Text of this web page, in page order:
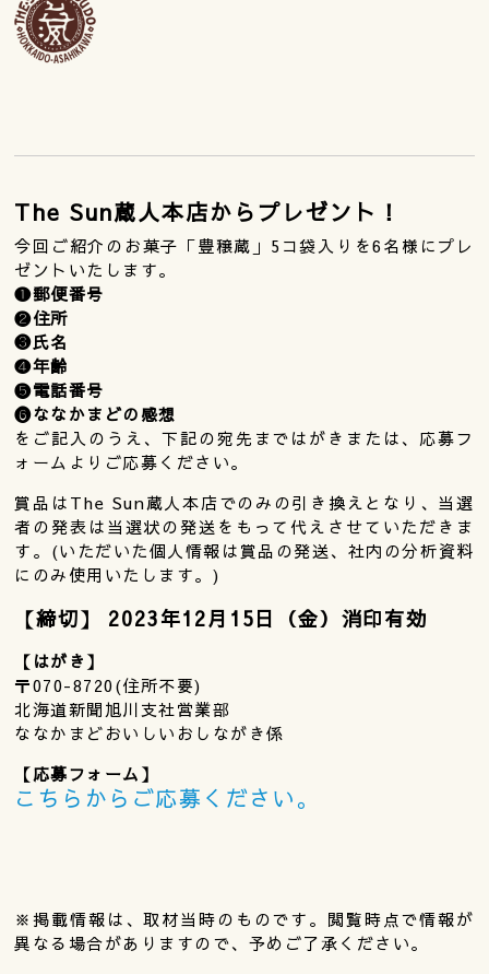
The Sun蔵人本店からプレゼント！
今回ご紹介のお菓子「豊穣蔵」5コ袋入りを6名様にプレ
ゼントいたします。
❶郵便番号
❷住所
❸氏名
❹年齢
❺電話番号
❻ななかまどの感想
をご記入のうえ、下記の宛先まではがきまたは、応募フ
ォームよりご応募ください。
賞品はThe Sun蔵人本店でのみの引き換えとなり、当選
者の発表は当選状の発送をもって代えさせていただきま
す。(いただいた個人情報は賞品の発送、社内の分析資料
にのみ使用いたします。)
【締切】 2023年12月15日（金）消印有効
【はがき】
〒070-8720(住所不要)
北海道新聞旭川支社営業部
ななかまどおいしいおしながき係
【応募フォーム】
こちらからご応募ください。
※掲載情報は、取材当時のものです。閲覧時点で情報が
異なる場合がありますので、予めご了承ください。